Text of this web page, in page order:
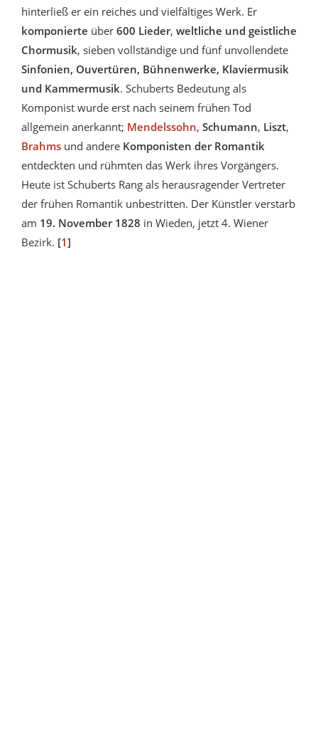
hinterließ er ein reiches und vielfältiges Werk. Er
komponierte über 600 Lieder, weltliche und geistliche
Chormusik, sieben vollständige und fünf unvollendete
Sinfonien, Ouvertüren, Bühnenwerke, Klaviermusik
und Kammermusik. Schuberts Bedeutung als
Komponist wurde erst nach seinem frühen Tod
allgemein anerkannt; Mendelssohn, Schumann, Liszt,
Brahms und andere Komponisten der Romantik
entdeckten und rühmten das Werk ihres Vorgängers.
Heute ist Schuberts Rang als herausragender Vertreter
der frühen Romantik unbestritten. Der Künstler verstarb
am 19. November 1828 in Wieden, jetzt 4. Wiener
Bezirk. [1]